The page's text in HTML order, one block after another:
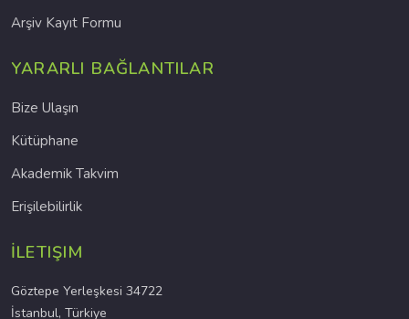
Arşiv Kayıt Formu
YARARLI BAĞLANTILAR
Bize Ulaşın
Kütüphane
Akademik Takvim
Erişilebilirlik
İLETIŞIM
Göztepe Yerleşkesi 34722
İstanbul, Türkiye